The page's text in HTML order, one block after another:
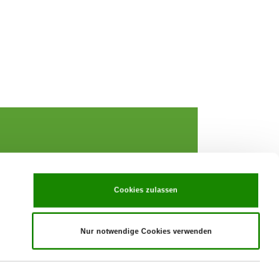
Cookies zulassen
Nur notwendige Cookies verwenden